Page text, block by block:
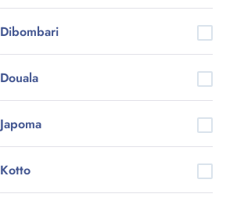
Dibombari
Douala
Japoma
Kotto